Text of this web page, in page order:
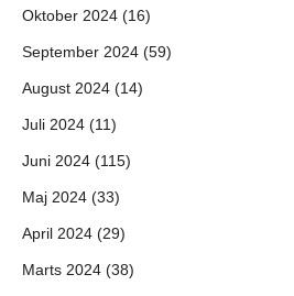
Oktober 2024 (16)
September 2024 (59)
August 2024 (14)
Juli 2024 (11)
Juni 2024 (115)
Maj 2024 (33)
April 2024 (29)
Marts 2024 (38)